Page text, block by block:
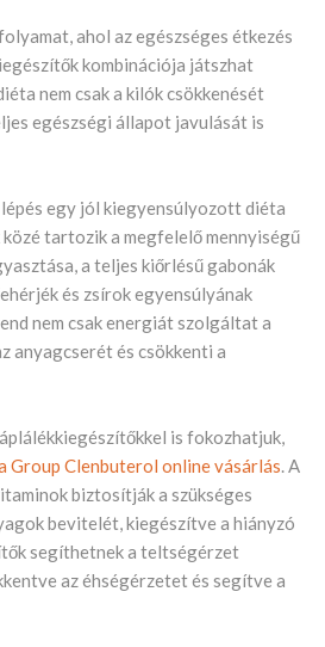
ahol az egészséges étkezés
kombinációja játszhat
nem csak a kilók csökkenését
egészségi állapot javulását is
egy jól kiegyensúlyozott diéta
tartozik a megfelelő mennyiségű
a teljes kiőrlésű gabonák
és zsírok egyensúlyának
nem csak energiát szolgáltat a
anyagcserét és csökkenti a
is fokozhatjuk,
Group Clenbuterol online vásárlás. A
biztosítják a szükséges
bevitelét, kiegészítve a hiányzó
segíthetnek a teltségérzet
az éhségérzetet és segítve a